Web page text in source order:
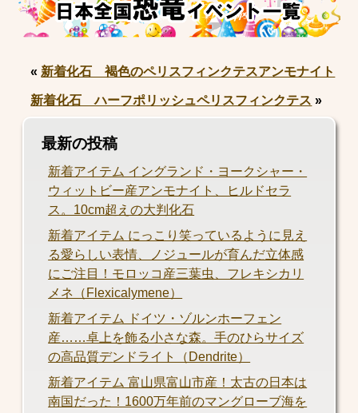
« 新着化石 褐色のペリスフィンクテスアンモナイト
新着化石 ハーフポリッシュペリスフィンクテス »
最新の投稿
新着アイテム イングランド・ヨークシャー・
ウィットビー産アンモナイト、ヒルドセラ
ス。10cm超えの大判化石
新着アイテム にっこり笑っているように見え
る愛らしい表情、ノジュールが育んだ立体感
にご注目！モロッコ産三葉虫、フレキシカリ
メネ（Flexicalymene）
新着アイテム ドイツ・ゾルンホーフェン
産……卓上を飾る小さな森。手のひらサイズ
の高品質デンドライト（Dendrite）
新着アイテム 富山県富山市産！太古の日本は
南国だった！1600万年前のマングローブ海を